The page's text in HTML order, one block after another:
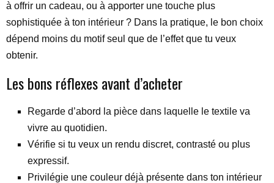
à offrir un cadeau, ou à apporter une touche plus
sophistiquée à ton intérieur ? Dans la pratique, le bon choix
dépend moins du motif seul que de l’effet que tu veux
obtenir.
Les bons réflexes avant d’acheter
Regarde d’abord la pièce dans laquelle le textile va
vivre au quotidien.
Vérifie si tu veux un rendu discret, contrasté ou plus
expressif.
Privilégie une couleur déjà présente dans ton intérieur